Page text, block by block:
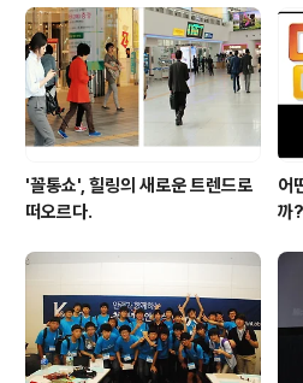
'꼴통쇼', 힐링의 새로운 트렌드로
떠오르다.
어
까?